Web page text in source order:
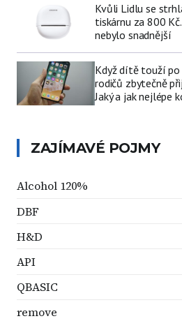
Kvůli Lidlu se
tiskárnu za 800
nebylo snadnější
Když dítě touží po
rodičů zbytečně
Jaký a jak nejlépe
ZAJÍMAVÉ POJMY
Alcohol 120%
DBF
H&D
API
QBASIC
remove